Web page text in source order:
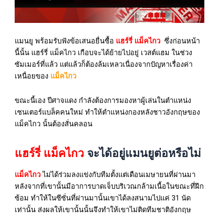
แมนยู พร้อมรับฟังข้อเสนอยื่นซื้อ แฮร์รี่ แม็คไกว ซึ่งก่อนหน้า
นี้นั้น แฮร์รี่ แม็คไกว เกือบจะได้ย้ายไปอยู่ เวสต์แฮม ในช่วง
ซัมเมอร์ที่แล้ว แต่แล้วก็ต้องล้มเหลวเนื่องจากปัญหาเรื่องค่า
เหนื่อยของ แม็คไกว
ขณะนี้เอง ปีศาจแดง กำลังต้องการมองหาผู้เล่นในตำแหน่ง
เซนเตอร์แบล็คคนใหม่ ทำให้ตำแหน่งกองหลังชาวอังกฤษของ
แม็คไกว นั้นต้องสั่นคลอน
แฮร์รี่ แม็คไกว จะได้อยู่แมนยูต่อหรือไม่
แม็คไกวไม่ได้ร่วมลงแข่งกับทีมตั้งแต่เดือนเมษายนที่ผ่านมา
หลังจากที่เขานั้นมีอาการบาดเจ็บบริเวณกล้ามเนื้อในขณะที่ฝึก
ซ้อม ทำให้ในซีซั่นที่ผ่านมานั้นเขาได้ลงสนามไปแค่ 31 นัด
เท่านั้น ส่งผลให้เขานั้นนั้นจึงทำให้เขาไม่ติดทีมชาติอังกฤษ